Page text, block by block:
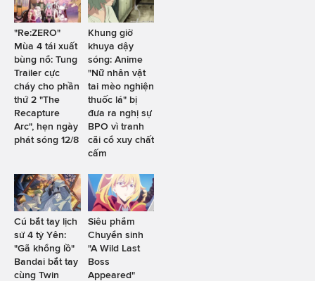
"Re:ZERO"
Mùa 4 tái xuất
bùng nổ: Tung
Trailer cực
cháy cho phần
thứ 2 "The
Recapture
Arc", hẹn ngày
phát sóng 12/8
Khung giờ
khuya dậy
sóng: Anime
"Nữ nhân vật
tai mèo nghiện
thuốc lá" bị
đưa ra nghị sự
BPO vì tranh
cãi cổ xuy chất
cấm
Cú bắt tay lịch
sử 4 tỷ Yên:
"Gã khổng lồ"
Bandai bắt tay
cùng Twin
Siêu phẩm
Chuyển sinh
"A Wild Last
Boss
Appeared"